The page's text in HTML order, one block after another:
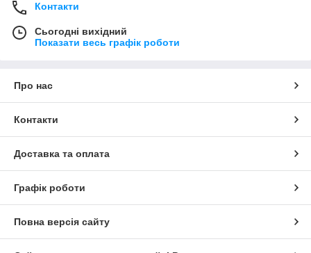
Контакти
Сьогодні вихідний
Показати весь графік роботи
Про нас
Контакти
Доставка та оплата
Графік роботи
Повна версія сайту